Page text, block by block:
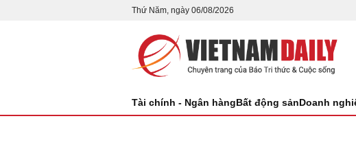
Thứ Năm, ngày 06/08/2026
Tài chính - Ngân hàngBất động sảnDoanh